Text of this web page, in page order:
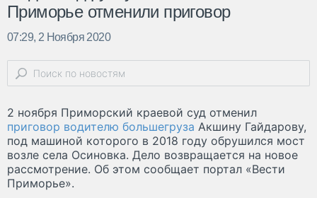
Приморье отменили приговор
07:29, 2 Ноября 2020
2 ноября Приморский краевой суд отменил
приговор водителю большегруза Акшину Гайдарову,
под машиной которого в 2018 году обрушился мост
возле села Осиновка. Дело возвращается на новое
рассмотрение. Об этом сообщает портал «Вести
Приморье».